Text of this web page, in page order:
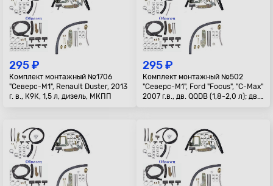
295 ₽
Комплект монтажный №1706
"Северс-М1", Renault Duster, 2013
г. в., К9К, 1,5 л, дизель, МКПП
295 ₽
Комплект монтажный №502
"Северс-М1", Ford "Focus", "C-Max"
2007 г.в., дв. QQDB (1,8-2,0 л); дв.